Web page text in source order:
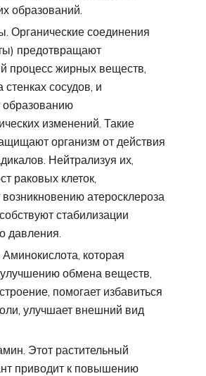
образований.
Органические соединения
предотвращают
процесс жирных веществ,
сосудов, и
образованию
изменений. Такие
организм от действия
Нейтрализуя их,
раковых клеток,
атеросклероза
стабилизации
давления.
которая
улучшению обмена веществ,
помогает избавиться
улучшает внешний вид
Этот растительный
приводит к повышению